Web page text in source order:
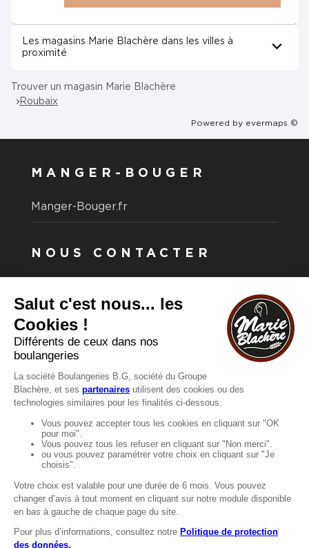
Les magasins Marie Blachère dans les villes à
proximité
Trouver un magasin Marie Blachère
Roubaix
Powered by evermaps ©
MANGER-BOUGER
Manger-Bouger.fr
NOUS CONTACTER
Vous souhaitez nous contacter ?
Consultez notre FAQ.
FAQ
Recrutement
MENTIONS
Mentions légales
Protection des données
LignÉthique